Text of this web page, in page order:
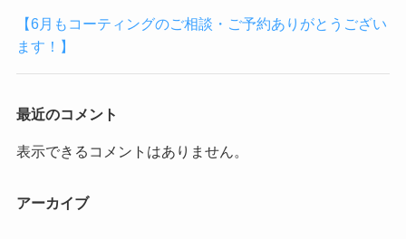
【6月もコーティングのご相談・ご予約ありがとうござい
ます！】
最近のコメント
表示できるコメントはありません。
アーカイブ